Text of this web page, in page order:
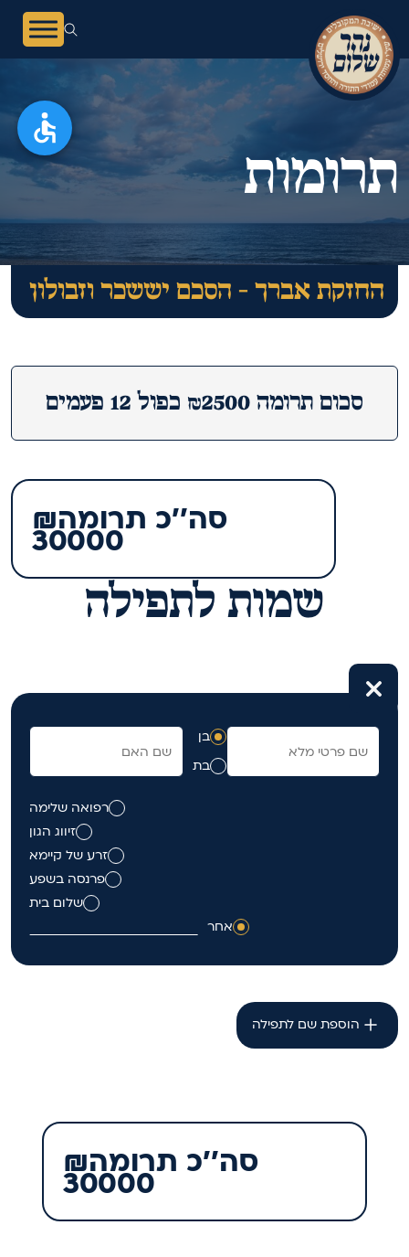
תרומות
החזקת אברך - הסכם יששכר וזבולון
סכום תרומה ₪2500 כפול 12 פעמים
₪סה''כ תרומה
30000
שמות לתפילה
בן
בת
רפואה שלימה
זיווג הגון
זרע של קיימא
פרנסה בשפע
שלום בית
אחר
הוספת שם לתפילה
₪סה''כ תרומה
30000